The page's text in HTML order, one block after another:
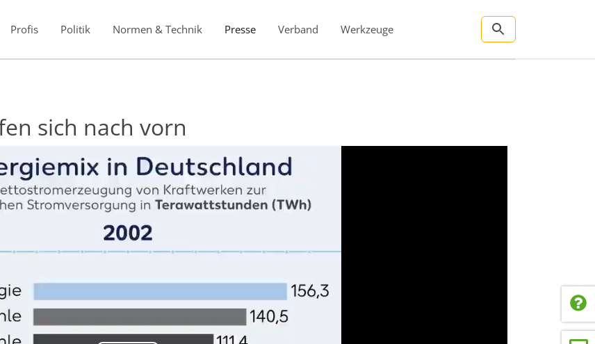
Profis Politik Normen & Technik Presse Verband Werkzeuge
sich nach vorn